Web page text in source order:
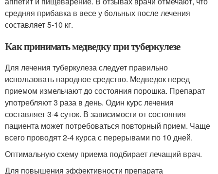
средняя прибавка в весе у больных после лечения
составляет 5-10 кг.
Как принимать медведку при туберкулезе
Для лечения туберкулеза следует правильно
использовать народное средство. Медведок перед
приемом измельчают до состояния порошка. Препарат
употребляют 3 раза в день. Один курс лечения
составляет 3-4 суток. В зависимости от состояния
пациента может потребоваться повторный прием. Чаще
всего проводят 2-4 курса с перерывами по 10 дней.
Оптимальную схему приема подбирает лечащий врач.
Для повышения эффективности препарата